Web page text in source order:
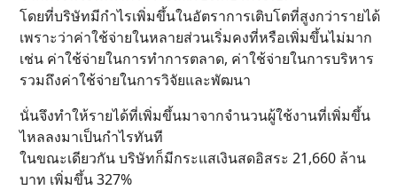
โดยที่บริษัทมีกำไรเพิ่มขึ้นในอัตราการเติบโตที่สูงกว่ารายได้
เพราะว่าค่าใช้จ่ายในหลายส่วนเริ่มคงที่หรือเพิ่มขึ้นไม่มาก
เช่น ค่าใช้จ่ายในการทำการตลาด, ค่าใช้จ่ายในการบริหาร
รวมถึงค่าใช้จ่ายในการวิจัยและพัฒนา
นั่นจึงทำให้รายได้ที่เพิ่มขึ้นมาจากจำนวนผู้ใช้งานที่เพิ่มขึ้น
ไหลลงมาเป็นกำไรทันที
ในขณะเดียวกัน บริษัทก็มีกระแสเงินสดอิสระ 21,660 ล้าน
บาท เพิ่มขึ้น 327%